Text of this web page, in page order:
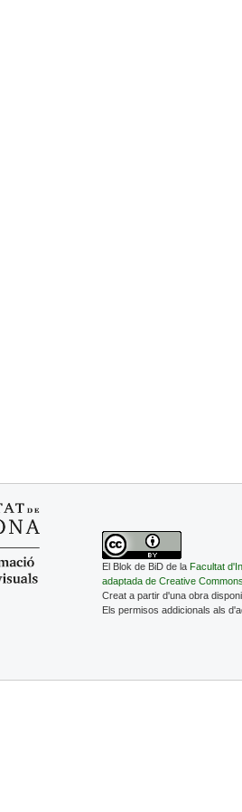
El Blok de BiD de la Facultat
adaptada de Creative
Creat a partir d'una obra
Els permisos addicionals als